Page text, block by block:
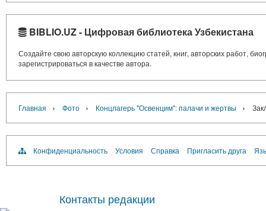
BIBLIO.UZ - Цифровая библиотека Узбекистана
Создайте свою авторскую коллекцию статей, книг, авторских работ,
зарегистрироваться в качестве автора.
Главная › Фото › Концлагерь "Освенцим": палачи и жертвы ›
Конфиденциальность Условия Справка Пригласить друга
Контакты редакции